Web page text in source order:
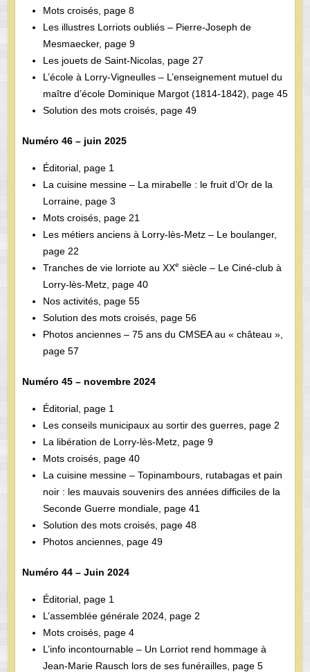
Mots croisés, page 8
Les illustres Lorriots oubliés – Pierre-Joseph de
Mesmaecker, page 9
Les jouets de Saint-Nicolas, page 27
L’école à Lorry-Vigneulles – L’enseignement mutuel du
maître d’école Dominique Margot (1814-1842), page 45
Solution des mots croisés, page 49
Numéro 46 – juin 2025
Éditorial, page 1
La cuisine messine – La mirabelle : le fruit d’Or de la
Lorraine, page 3
Mots croisés, page 21
Les métiers anciens à Lorry-lès-Metz – Le boulanger,
page 22
Tranches de vie lorriote au XXe siècle – Le Ciné-club à
Lorry-lès-Metz, page 40
Nos activités, page 55
Solution des mots croisés, page 56
Photos anciennes – 75 ans du CMSEA au « château »,
page 57
Numéro 45 – novembre 2024
Éditorial, page 1
Les conseils municipaux au sortir des guerres, page 2
La libération de Lorry-lès-Metz, page 9
Mots croisés, page 40
La cuisine messine – Topinambours, rutabagas et pain
noir : les mauvais souvenirs des années difficiles de la
Seconde Guerre mondiale, page 41
Solution des mots croisés, page 48
Photos anciennes, page 49
Numéro 44 – Juin 2024
Éditorial, page 1
L’assemblée générale 2024, page 2
Mots croisés, page 4
L’info incontournable – Un Lorriot rend hommage à
Jean-Marie Rausch lors de ses funérailles, page 5